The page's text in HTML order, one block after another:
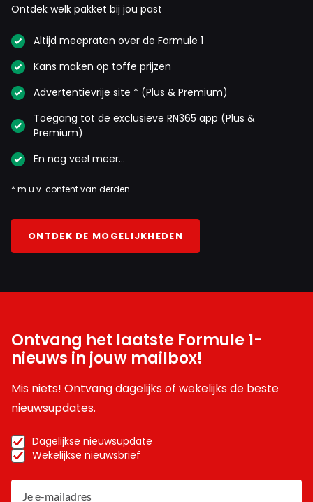
Ontdek welk pakket bij jou past
Altijd meepraten over de Formule 1
Kans maken op toffe prijzen
Advertentievrije site * (Plus & Premium)
Toegang tot de exclusieve RN365 app (Plus &
Premium)
En nog veel meer…
* m.u.v. content van derden
ONTDEK DE MOGELIJKHEDEN
Ontvang het laatste Formule 1-
nieuws in jouw mailbox!
Mis niets! Ontvang dagelijks of wekelijks de beste
nieuwsupdates.
Dagelijkse nieuwsupdate
Wekelijkse nieuwsbrief